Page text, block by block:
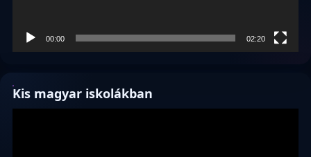
00:00 02:20
Kis magyar iskolákban